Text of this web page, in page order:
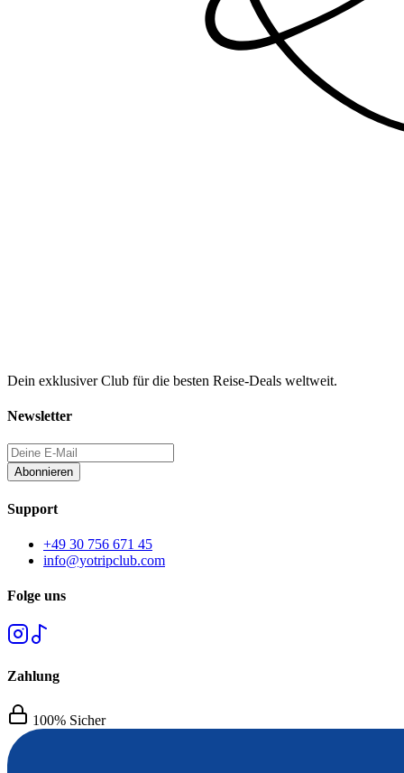
Dein exklusiver Club für die besten Reise-Deals weltweit.
Newsletter
Abonnieren
Support
+49 30 756 671 45
info@yotripclub.com
Folge uns
Zahlung
100% Sicher